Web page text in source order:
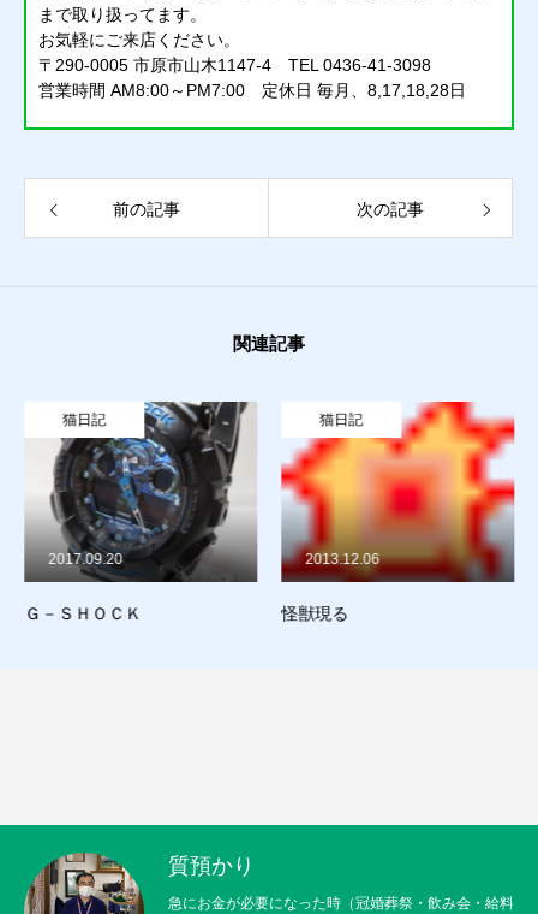
質預かり
販売
まで取り扱ってます。
お気軽にご来店ください。
〒290-0005 市原市山木1147-4 TEL 0436-41-3098
営業時間 AM8:00～PM7:00 定休日 毎月、8,17,18,28日
前の記事 次の記事
関連記事
猫日記
Ｇ－ＳＨＯＣＫ
2017.09.20
猫日記
怪獣現る
2013.12.06
質預かり
急にお金が必要になった時（冠婚葬祭・飲み会・給料